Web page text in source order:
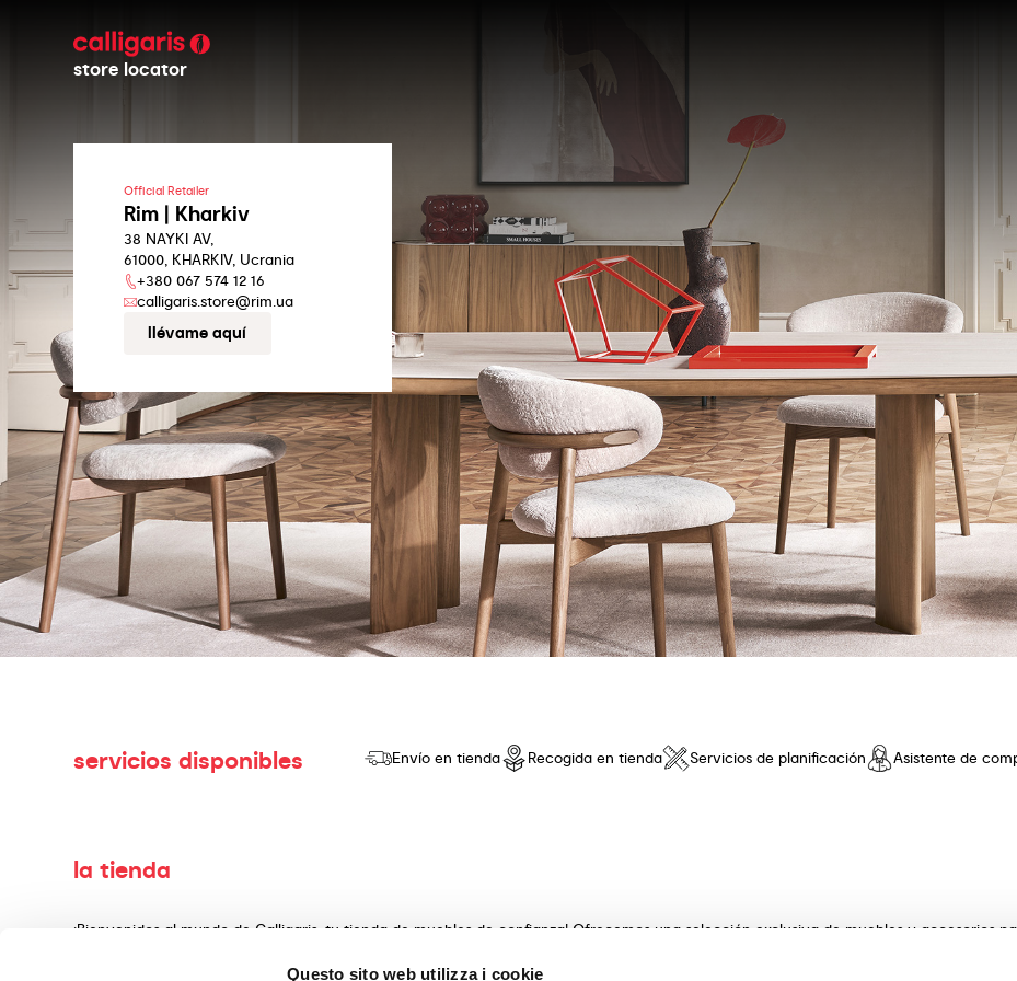
Questo sito web utilizza i cookie
store locator
Official Retailer
Rim | Kharkiv
38 NAYKI AV,
61000, KHARKIV, Ucrania
+380 067 574 12 16
calligaris.store@rim.ua
llévame aquí
servicios disponibles Envío en tienda Recogida en tienda Servicios de planificación Asistente de
la tienda
¡Bienvenidos al mundo de Calligaris, tu tienda de muebles de confianza! Ofrecemos una selección exclusiva de muebles y accesorios
producir y vender productos de alta calidad, con un diseño innovador y una comodidad sin iguales. Descubre nuestras colecciones de